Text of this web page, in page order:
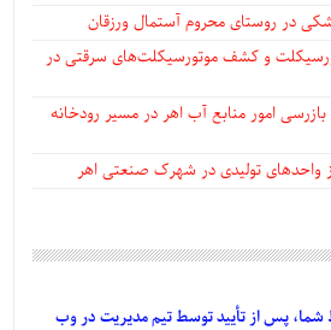
در روستای محروم آستمال ورزقان
موتورسیکلت و کشف موتورسیکلت‌های سرقتی در
امور منابع آب اهر در مسیر رودخانه
واحدهای تولیدی در شهرک صنعتی اهر
شما، پس ازتأییدتوسط تیم مدیریت در وب